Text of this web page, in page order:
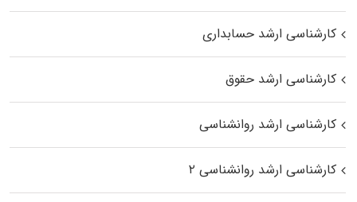
کارشناسی ارشد حسابداری
کارشناسی ارشد حقوق
کارشناسی ارشد روانشناسی
کارشناسی ارشد روانشناسی ۲